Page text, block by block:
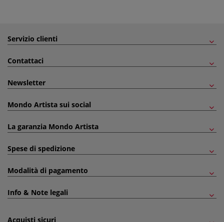
Servizio clienti
Contattaci
Newsletter
Mondo Artista sui social
La garanzia Mondo Artista
Spese di spedizione
Modalità di pagamento
Info & Note legali
Acquisti sicuri